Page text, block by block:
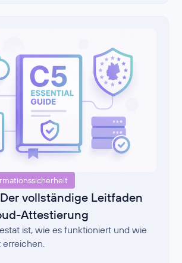
vollständige Leitfaden
Attestierung
ist, wie es funktioniert und wie